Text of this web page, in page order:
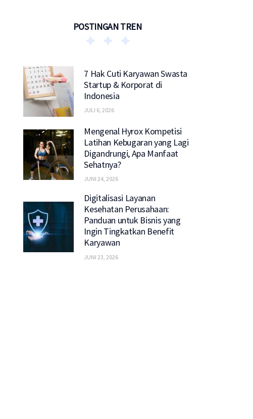
POSTINGAN TREN
7 Hak Cuti Karyawan Swasta
Startup & Korporat di
Indonesia
JULI 6, 2026
Mengenal Hyrox Kompetisi
Latihan Kebugaran yang Lagi
Digandrungi, Apa Manfaat
Sehatnya?
JUNI 24, 2026
Digitalisasi Layanan
Kesehatan Perusahaan:
Panduan untuk Bisnis yang
Ingin Tingkatkan Benefit
Karyawan
JUNI 23, 2026